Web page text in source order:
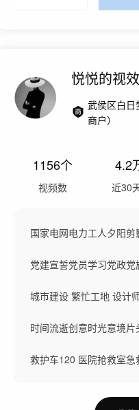
悦悦的视效
武侯区白日
商户）
1156个
视频数
4.2
近30
国家电网电力工人夕阳剪
党建宣誓党员学习党政党
救护车120 医院抢救室急